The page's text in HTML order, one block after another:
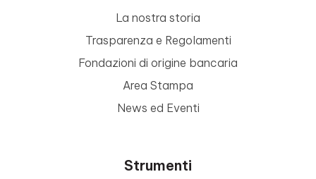
La nostra storia
Trasparenza e Regolamenti
Fondazioni di origine bancaria
Area Stampa
News ed Eventi
Strumenti